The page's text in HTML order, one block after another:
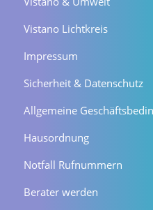
Vistano Lichtkreis
Impressum
Sicherheit & Datenschutz
Allgemeine
Hausordnung
Notfall Rufnummern
Berater werden